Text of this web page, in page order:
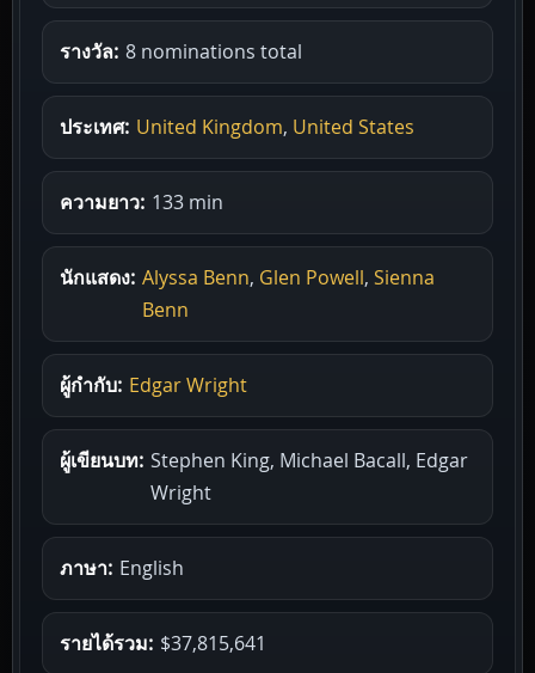
รางวัล: 8 nominations total
ประเทศ: United Kingdom, United States
ความยาว: 133 min
นักแสดง: Alyssa Benn, Glen Powell, Sienna
Benn
ผู้กำกับ: Edgar Wright
ผู้เขียนบท: Stephen King, Michael Bacall, Edgar
Wright
ภาษา: English
รายได้รวม: $37,815,641